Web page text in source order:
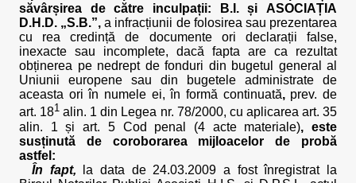
săvârșirea de către inculpații:
B.I. și
ASOCIAȚIA
D.H.D. „S.B.”, a infracțiunii de folosirea sau prezentarea
cu rea credință de documente ori declarații false,
inexacte sau incomplete, dacă fapta are ca rezultat
obținerea pe nedrept de fonduri din bugetul general al
Uniunii europene sau din bugetele administrate de
aceasta ori în numele ei, în formă continuată,prev. de
art. 181 alin. 1 din Legea nr. 78/2000, cu aplicarea art. 35
alin. 1 și art. 5 Cod penal (4 acte materiale), este
susținută de coroborarea mijloacelor de probă
astfel:
În fapt, la data de 24.03.2009 a fost înregistrat la